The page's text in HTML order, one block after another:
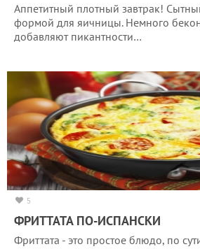
Аппетитный плотный завтрак!
формой для яичницы. Немного
добавляют пикантности…
5
ФРИТТАТА ПО-ИСПАНСКИ
Фриттата - это простое блюдо, по